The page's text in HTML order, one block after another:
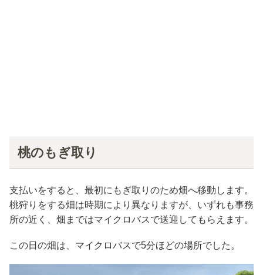
桃のもぎ取り
支払いをすると、最初にもぎ取りのため畑へ移動します。
桃狩りをする畑は時期により異なりますが、いずれも事務
所の近く、畑まではマイクロバスで送迎してもらえます。
この日の畑は、マイクロバスで5分ほどの場所でした。